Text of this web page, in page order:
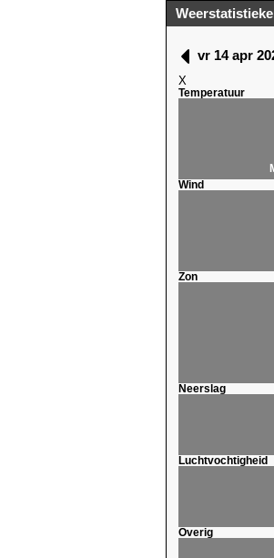
vr 14 apr
X
Temperatuur
Wind
Zon
Neerslag
Luchtvochtigheid
Overig